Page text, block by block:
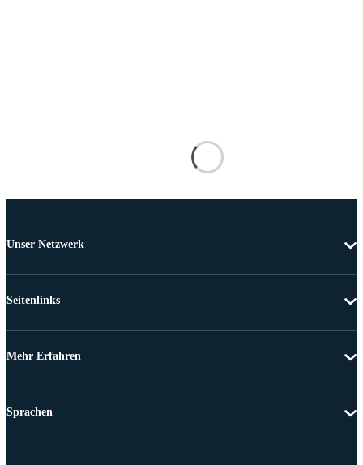
Unser Netzwerk
Seitenlinks
Mehr Erfahren
Sprachen